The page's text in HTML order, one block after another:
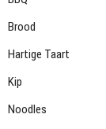
Brood
Hartige Taart
Kip
Noodles